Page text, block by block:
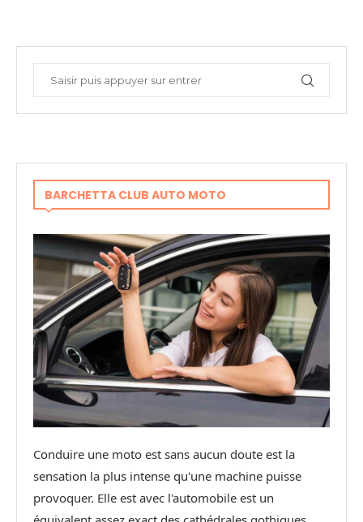
BARCHETTA CLUB AUTO MOTO
Conduire une moto est sans aucun doute est la
sensation la plus intense qu'une machine puisse
provoquer. Elle est avec l'automobile est un